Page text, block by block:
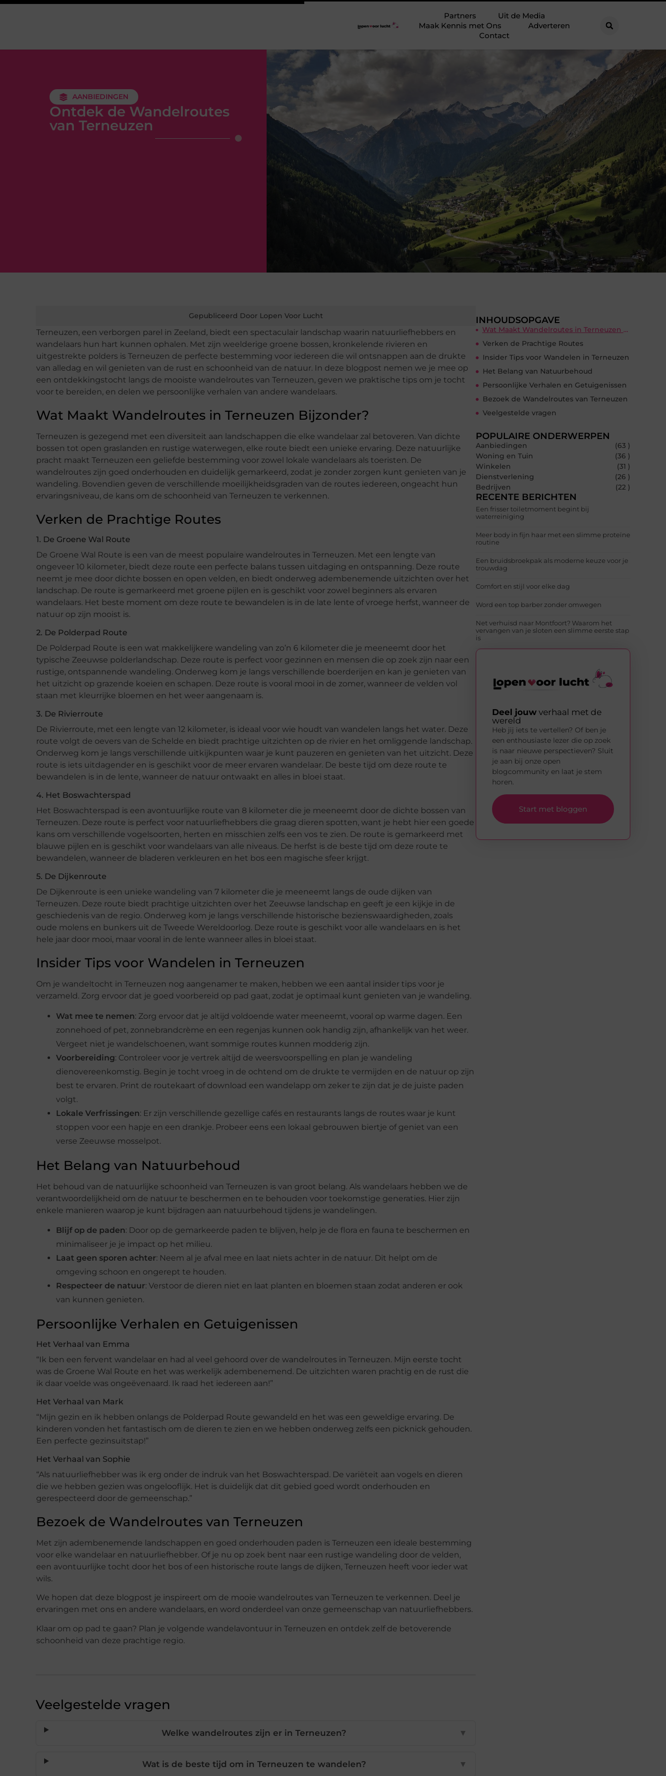
Partners
Uit de Media
Maak Kennis met Ons
Adverteren
Contact
AANBIEDINGEN
Ontdek de Wandelroutes
van Terneuzen
Gepubliceerd Door Lopen Voor Lucht
Terneuzen, een verborgen parel in Zeeland, biedt een spectaculair landschap waarin natuurliefhebbers en
wandelaars hun hart kunnen ophalen. Met zijn weelderige groene bossen, kronkelende rivieren en
uitgestrekte polders is Terneuzen de perfecte bestemming voor iedereen die wil ontsnappen aan de drukte
van alledag en wil genieten van de rust en schoonheid van de natuur. In deze blogpost nemen we je mee op
een ontdekkingstocht langs de mooiste wandelroutes van Terneuzen, geven we praktische tips om je tocht
voor te bereiden, en delen we persoonlijke verhalen van andere wandelaars.
Wat Maakt Wandelroutes in Terneuzen Bijzonder?
Terneuzen is gezegend met een diversiteit aan landschappen die elke wandelaar zal betoveren. Van dichte
bossen tot open graslanden en rustige waterwegen, elke route biedt een unieke ervaring. Deze natuurlijke
pracht maakt Terneuzen een geliefde bestemming voor zowel lokale wandelaars als toeristen. De
wandelroutes zijn goed onderhouden en duidelijk gemarkeerd, zodat je zonder zorgen kunt genieten van je
wandeling. Bovendien geven de verschillende moeilijkheidsgraden van de routes iedereen, ongeacht hun
ervaringsniveau, de kans om de schoonheid van Terneuzen te verkennen.
Verken de Prachtige Routes
1. De Groene Wal Route
De Groene Wal Route is een van de meest populaire wandelroutes in Terneuzen. Met een lengte van
ongeveer 10 kilometer, biedt deze route een perfecte balans tussen uitdaging en ontspanning. Deze route
neemt je mee door dichte bossen en open velden, en biedt onderweg adembenemende uitzichten over het
landschap. De route is gemarkeerd met groene pijlen en is geschikt voor zowel beginners als ervaren
wandelaars. Het beste moment om deze route te bewandelen is in de late lente of vroege herfst, wanneer de
natuur op zijn mooist is.
2. De Polderpad Route
De Polderpad Route is een wat makkelijkere wandeling van zo’n 6 kilometer die je meeneemt door het
typische Zeeuwse polderlandschap. Deze route is perfect voor gezinnen en mensen die op zoek zijn naar een
rustige, ontspannende wandeling. Onderweg kom je langs verschillende boerderijen en kan je genieten van
het uitzicht op grazende koeien en schapen. Deze route is vooral mooi in de zomer, wanneer de velden vol
staan met kleurrijke bloemen en het weer aangenaam is.
3. De Rivierroute
De Rivierroute, met een lengte van 12 kilometer, is ideaal voor wie houdt van wandelen langs het water. Deze
route volgt de oevers van de Schelde en biedt prachtige uitzichten op de rivier en het omliggende landschap.
Onderweg kom je langs verschillende uitkijkpunten waar je kunt pauzeren en genieten van het uitzicht. Deze
route is iets uitdagender en is geschikt voor de meer ervaren wandelaar. De beste tijd om deze route te
bewandelen is in de lente, wanneer de natuur ontwaakt en alles in bloei staat.
4. Het Boswachterspad
Het Boswachterspad is een avontuurlijke route van 8 kilometer die je meeneemt door de dichte bossen van
Terneuzen. Deze route is perfect voor natuurliefhebbers die graag dieren spotten, want je hebt hier een goede
kans om verschillende vogelsoorten, herten en misschien zelfs een vos te zien. De route is gemarkeerd met
blauwe pijlen en is geschikt voor wandelaars van alle niveaus. De herfst is de beste tijd om deze route te
bewandelen, wanneer de bladeren verkleuren en het bos een magische sfeer krijgt.
5. De Dijkenroute
De Dijkenroute is een unieke wandeling van 7 kilometer die je meeneemt langs de oude dijken van
Terneuzen. Deze route biedt prachtige uitzichten over het Zeeuwse landschap en geeft je een kijkje in de
geschiedenis van de regio. Onderweg kom je langs verschillende historische bezienswaardigheden, zoals
oude molens en bunkers uit de Tweede Wereldoorlog. Deze route is geschikt voor alle wandelaars en is het
hele jaar door mooi, maar vooral in de lente wanneer alles in bloei staat.
Insider Tips voor Wandelen in Terneuzen
Om je wandeltocht in Terneuzen nog aangenamer te maken, hebben we een aantal insider tips voor je
verzameld. Zorg ervoor dat je goed voorbereid op pad gaat, zodat je optimaal kunt genieten van je wandeling.
Wat mee te nemen: Zorg ervoor dat je altijd voldoende water meeneemt, vooral op warme dagen. Een
zonnehoed of pet, zonnebrandcrème en een regenjas kunnen ook handig zijn, afhankelijk van het weer.
Vergeet niet je wandelschoenen, want sommige routes kunnen modderig zijn.
Voorbereiding: Controleer voor je vertrek altijd de weersvoorspelling en plan je wandeling
dienovereenkomstig. Begin je tocht vroeg in de ochtend om de drukte te vermijden en de natuur op zijn
best te ervaren. Print de routekaart of download een wandelapp om zeker te zijn dat je de juiste paden
volgt.
Lokale Verfrissingen: Er zijn verschillende gezellige cafés en restaurants langs de routes waar je kunt
stoppen voor een hapje en een drankje. Probeer eens een lokaal gebrouwen biertje of geniet van een
verse Zeeuwse mosselpot.
Het Belang van Natuurbehoud
Het behoud van de natuurlijke schoonheid van Terneuzen is van groot belang. Als wandelaars hebben we de
verantwoordelijkheid om de natuur te beschermen en te behouden voor toekomstige generaties. Hier zijn
enkele manieren waarop je kunt bijdragen aan natuurbehoud tijdens je wandelingen.
Blijf op de paden: Door op de gemarkeerde paden te blijven, help je de flora en fauna te beschermen en
minimaliseer je je impact op het milieu.
Laat geen sporen achter: Neem al je afval mee en laat niets achter in de natuur. Dit helpt om de
omgeving schoon en ongerept te houden.
Respecteer de natuur: Verstoor de dieren niet en laat planten en bloemen staan zodat anderen er ook
van kunnen genieten.
Persoonlijke Verhalen en Getuigenissen
Het Verhaal van Emma
“Ik ben een fervent wandelaar en had al veel gehoord over de wandelroutes in Terneuzen. Mijn eerste tocht
was de Groene Wal Route en het was werkelijk adembenemend. De uitzichten waren prachtig en de rust die
ik daar voelde was ongeëvenaard. Ik raad het iedereen aan!”
Het Verhaal van Mark
“Mijn gezin en ik hebben onlangs de Polderpad Route gewandeld en het was een geweldige ervaring. De
kinderen vonden het fantastisch om de dieren te zien en we hebben onderweg zelfs een picknick gehouden.
Een perfecte gezinsuitstap!”
Het Verhaal van Sophie
“Als natuurliefhebber was ik erg onder de indruk van het Boswachterspad. De variëteit aan vogels en dieren
die we hebben gezien was ongelooflijk. Het is duidelijk dat dit gebied goed wordt onderhouden en
gerespecteerd door de gemeenschap.”
Bezoek de Wandelroutes van Terneuzen
Met zijn adembenemende landschappen en goed onderhouden paden is Terneuzen een ideale bestemming
voor elke wandelaar en natuurliefhebber. Of je nu op zoek bent naar een rustige wandeling door de velden,
een avontuurlijke tocht door het bos of een historische route langs de dijken, Terneuzen heeft voor ieder wat
wils.
We hopen dat deze blogpost je inspireert om de mooie wandelroutes van Terneuzen te verkennen. Deel je
ervaringen met ons en andere wandelaars, en word onderdeel van onze gemeenschap van natuurliefhebbers.
Klaar om op pad te gaan? Plan je volgende wandelavontuur in Terneuzen en ontdek zelf de betoverende
schoonheid van deze prachtige regio.
Veelgestelde vragen
Welke wandelroutes zijn er in Terneuzen? ▼
Wat is de beste tijd om in Terneuzen te wandelen? ▼
INHOUDSOPGAVE
Wat Maakt Wandelroutes in Terneuzen Bijzonder?
Verken de Prachtige Routes
Insider Tips voor Wandelen in Terneuzen
Het Belang van Natuurbehoud
Persoonlijke Verhalen en Getuigenissen
Bezoek de Wandelroutes van Terneuzen
Veelgestelde vragen
POPULAIRE ONDERWERPEN
Aanbiedingen
(63 )
Woning en Tuin
(36 )
Winkelen
(31 )
Dienstverlening
(26 )
Bedrijven
(22 )
RECENTE BERICHTEN
Een frisser toiletmoment begint bij
waterreiniging
Meer body in fijn haar met een slimme proteïne
routine
Een bruidsbroekpak als moderne keuze voor je
trouwdag
Comfort en stijl voor elke dag
Word een top barber zonder omwegen
Net verhuisd naar Montfoort? Waarom het
vervangen van je sloten een slimme eerste stap
is
Deel jouw verhaal met de
wereld
Heb jij iets te vertellen? Of ben je
een enthousiaste lezer die op zoek
is naar nieuwe perspectieven? Sluit
je aan bij onze open
blogcommunity en laat je stem
horen.
Start met bloggen